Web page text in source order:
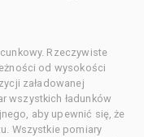
Rzeczywiste
od wysokości
załadowanej
wszystkich ładunków
aby upewnić się, że
Wszystkie pomiary